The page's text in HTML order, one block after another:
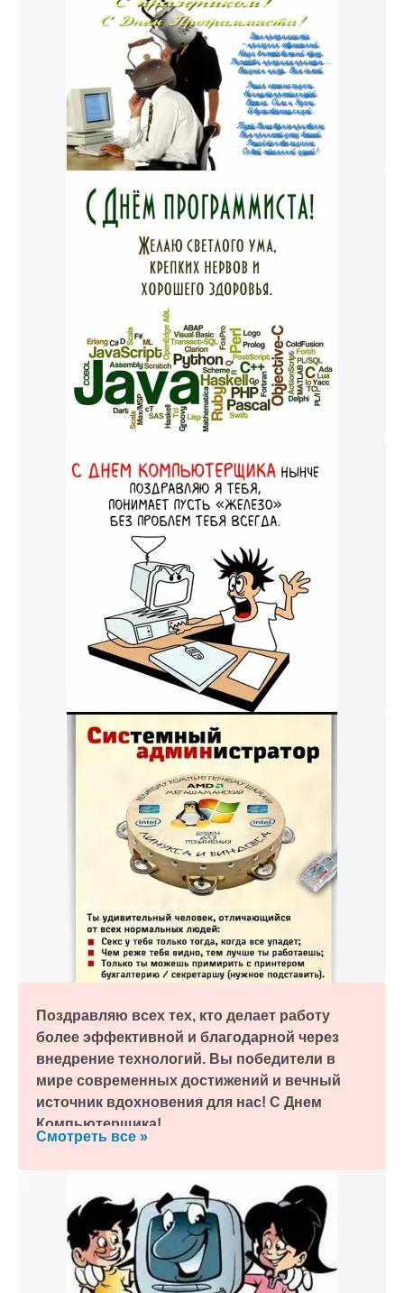
Поздравляю всех тех, кто делает работу
более эффективной и благодарной через
внедрение технологий. Вы победители в
мире современных достижений и вечный
источник вдохновения для нас! С Днем
Компьютерщика!
Смотреть все »